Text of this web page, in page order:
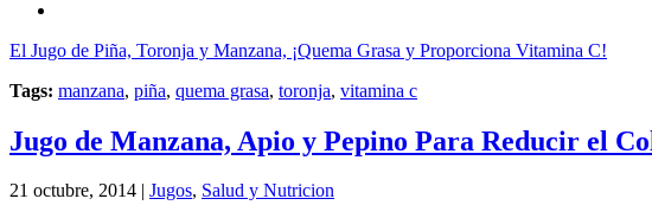
El Jugo de Piña, Toronja y Manzana, ¡Quema Grasa y Proporciona Vitamina C!
Tags: manzana, piña, quema grasa, toronja, vitamina c
Jugo de Manzana, Apio y Pepino Para Reducir el
21 octubre, 2014 | Jugos, Salud y Nutricion